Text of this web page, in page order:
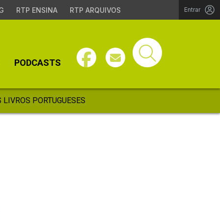
RTP ENSINA RTP ARQUIVOS Entrar
PODCASTS
LIVROS PORTUGUESES